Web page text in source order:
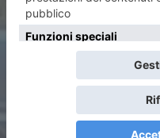
Torino, il